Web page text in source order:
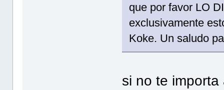
que por favor LO
exclusivamente
Koke. Un saludo
si no te